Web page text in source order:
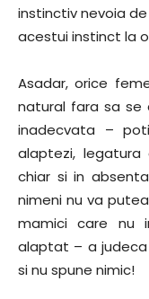
instinctiv nevoia
acestui instinct la
Asadar, orice
natural fara sa se
inadecvata –
alaptezi,
chiar si in
nimeni nu va
mamici care nu
alaptat – a
si nu spune nimic!